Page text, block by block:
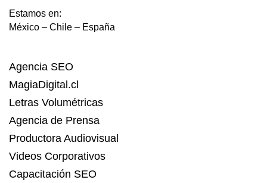
Estamos en:
México – Chile – España
Agencia SEO
MagiaDigital.cl
Letras Volumétricas
Agencia de Prensa
Productora Audiovisual
Videos Corporativos
Capacitación SEO